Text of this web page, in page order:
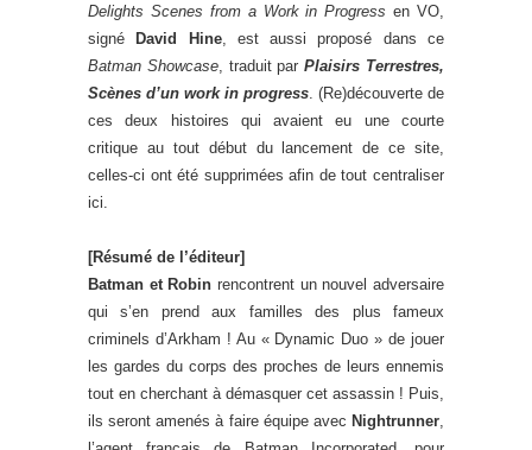
Delights Scenes from a Work in Progress en VO,
signé
David Hine, est aussi proposé dans ce
Batman Showcase, traduit parPlaisirs Terrestres,
Scènes d’un work in progress . (Re)découverte de
ces deux histoires qui avaient eu une courte
critique au tout début du lancement de ce site,
celles-ci ont été supprimées afin de tout centraliser
ici.
[Résumé de l’éditeur]
Batman et Robin rencontrent un nouvel adversaire
qui s’en prend aux familles des plus fameux
criminels d’Arkham ! Au « Dynamic Duo » de jouer
les gardes du corps des proches de leurs ennemis
tout en cherchant à démasquer cet assassin ! Puis,
ils seront amenés à faire équipe avec Nightrunner